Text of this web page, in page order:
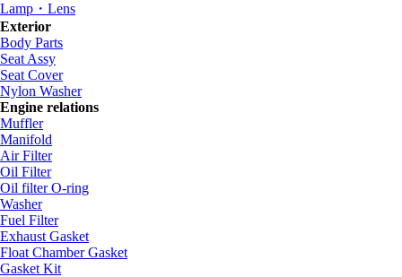
Lamp・Lens
Exterior
Body Parts
Seat Assy
Seat Cover
Nylon Washer
Engine relations
Muffler
Manifold
Air Filter
Oil Filter
Oil filter O-ring
Washer
Fuel Filter
Exhaust Gasket
Float Chamber Gasket
Gasket Kit